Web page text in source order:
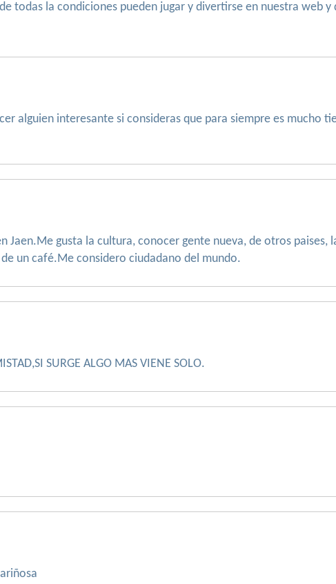
todas la condiciones pueden jugar y divertirse en nuestra web
alguien interesante si consideras que para siempre es mucho
Jaen.Me gusta la cultura, conocer gente nueva, de otros paises,
un café.Me considero ciudadano del mundo.
SURGE ALGO MAS VIENE SOLO.